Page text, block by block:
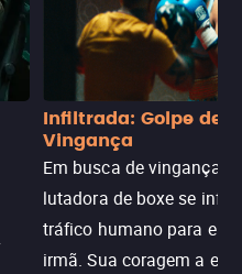
Infiltrada: Golpe de
Vingança
Em busca de vingança,
lutadora de boxe se
tráfico humano para
irmã. Sua coragem a